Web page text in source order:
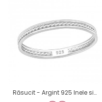
Răsucit - Argint 925 Inele simple A4S30997